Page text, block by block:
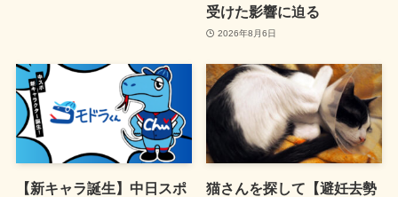
受けた影響に迫る
2026年8月6日
【新キャラ誕生】中日スポ
猫さんを探して【避妊去勢